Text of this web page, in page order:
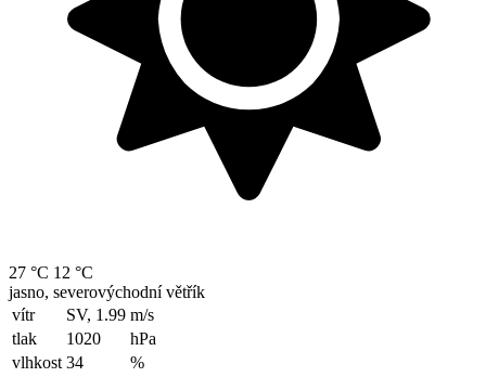
27 °C 12 °C
jasno, severovýchodní větřík
vítr
SV, 1.99 m/s
tlak
1020
hPa
vlhkost 34
%